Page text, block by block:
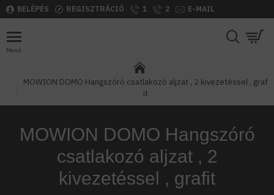
BELÉPÉS REGISZTRÁCIÓ 1 2 E-MAIL
MOWION DOMO Hangszóró csatlakozó aljzat , 2 kivezetéssel , graf
it
MOWION DOMO Hangszóró
csatlakozó aljzat , 2
kivezetéssel , grafit